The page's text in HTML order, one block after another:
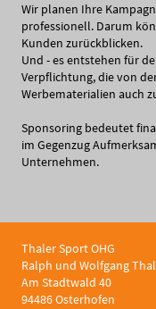
Wir planen Ihre
professionell. Darum
Kunden zurückblicken.
Und - es entstehen für
Verpflichtung, die von
Werbematerialien auch
Sponsoring bedeutet
im Gegenzug
Unternehmen.
Thaler Sport OHG
Ralph und Wolfgang
Am Stadtwald 40
94486 Osterhofen